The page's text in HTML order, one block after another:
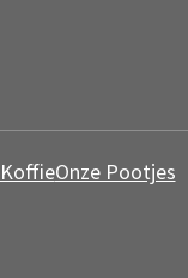
KoffieOnze Pootjes